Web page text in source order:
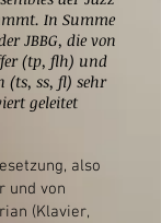
In Summe
JBBG, die von
(tp, flh) und
(ts, ss, fl) sehr
geleitet
also
und von
(Klavier,